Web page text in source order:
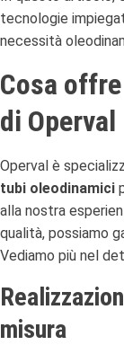
tecnologie
necessità
Cosa
di Operval
Operval è
tubi oleodinamici
alla nostra
qualità, possiamo
Vediamo più nel
misura